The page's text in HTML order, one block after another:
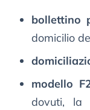
bollettino
domicilio
modello
dovuti, la